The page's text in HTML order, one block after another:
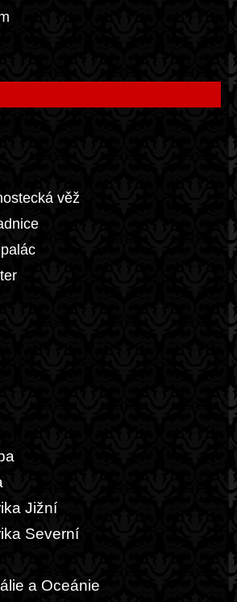
věž
Jižní
Severní
a Oceánie